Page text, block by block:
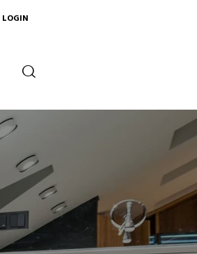
LOGIN